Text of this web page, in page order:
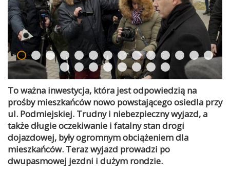
To ważna inwestycja, która jest odpowiedzią na
prośby mieszkańców nowo powstającego osiedla przy
ul. Podmiejskiej. Trudny i niebezpieczny wyjazd, a
także długie oczekiwanie i fatalny stan drogi
dojazdowej, były ogromnym obciążeniem dla
mieszkańców. Teraz wyjazd prowadzi po
dwupasmowej jezdni i dużym rondzie.